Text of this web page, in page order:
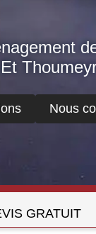
Nous
GRATUIT